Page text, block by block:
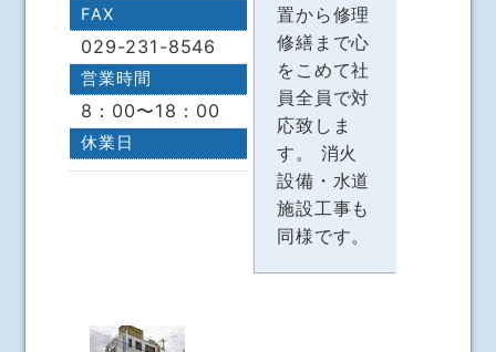
FAX
029-231-8546
営業時間
8：00〜18：00
休業日
置から修理
修繕まで心
をこめて社
員全員で対
応致しま
す。 消火
設備・水道
施設工事も
同様です。